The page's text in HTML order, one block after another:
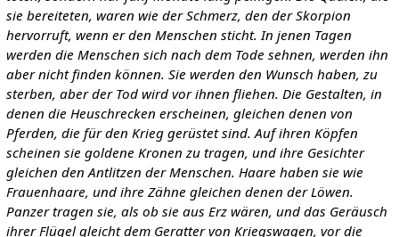
sie bereiteten, waren wie der Schmerz, den der Skorpion
hervorruft, wenn er den Menschen sticht. In jenen Tagen
werden die Menschen sich nach dem Tode sehnen, werden ihn
aber nicht finden können. Sie werden den Wunsch haben, zu
sterben, aber der Tod wird vor ihnen fliehen. Die Gestalten, in
denen die Heuschrecken erscheinen, gleichen denen von
Pferden, die für den Krieg gerüstet sind. Auf ihren Köpfen
scheinen sie goldene Kronen zu tragen, und ihre Gesichter
gleichen den Antlitzen der Menschen. Haare haben sie wie
Frauenhaare, und ihre Zähne gleichen denen der Löwen.
Panzer tragen sie, als ob sie aus Erz wären, und das Geräusch
ihrer Flügel gleicht dem Geratter von Kriegswagen, vor die